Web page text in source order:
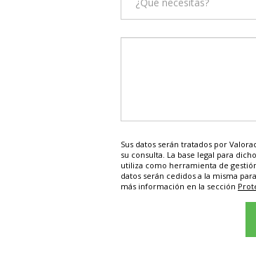
Sus datos serán tratados por
su consulta. La base legal para
utiliza como herramienta de
datos serán cedidos a la misma
más información en la sección